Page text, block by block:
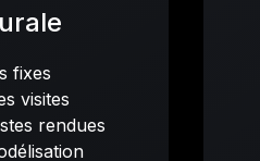
fixes
visites
rendues